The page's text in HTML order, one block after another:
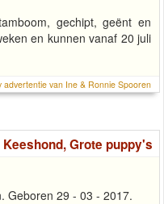
gechipt, geënt en
en kunnen vanaf 20 juli
advertentie van Ine & Ronnie Spooren
Grote puppy's
Geboren 29 - 03 - 2017.